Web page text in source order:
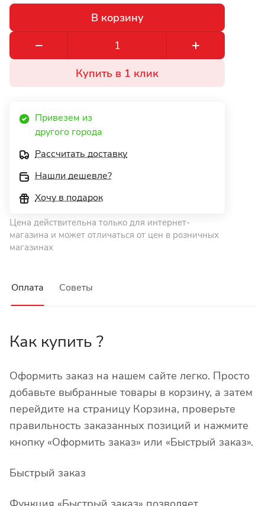
В корзину
Купить в 1 клик
Привезем из
другого города
Рассчитать доставку
Нашли дешевле?
Хочу в подарок
Цена действительна только для интернет-
магазина и может отличаться от цен в розничных
магазинах
Оплата Советы
Как купить ?
Оформить заказ на нашем сайте легко. Просто
добавьте выбранные товары в корзину, а затем
перейдите на страницу Корзина, проверьте
правильность заказанных позиций и нажмите
кнопку «Оформить заказ» или «Быстрый заказ».
Быстрый заказ